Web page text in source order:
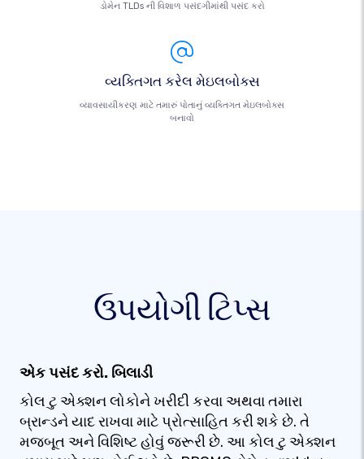
ડોમેન TLDs ની વિશાળ પસંદગીમાંથી પસંદ કરો
વ્યક્તિગત કરેલ મેઇલબોક્સ
વ્યાવસાયીકરણ માટે તમારું પોતાનું વ્યક્તિગત મેઇલબોક્સ
બનાવો
ઉપયોગી ટિપ્સ
એક પસંદ કરો. બિલાડી
કોલ ટુ એક્શન લોકોને ખરીદી કરવા અથવા તમારા
બ્રાન્ડને યાદ રાખવા માટે પ્રોત્સાહિત કરી શકે છે. તે
મજબૂત અને વિશિષ્ટ હોવું જરૂરી છે. આ કોલ ટુ એક્શન